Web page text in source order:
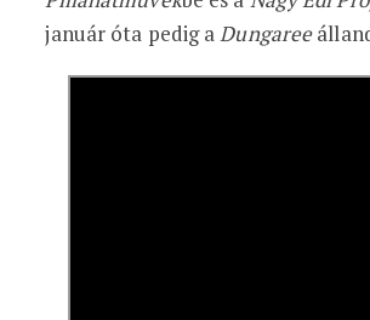
január óta pedig aDungaree